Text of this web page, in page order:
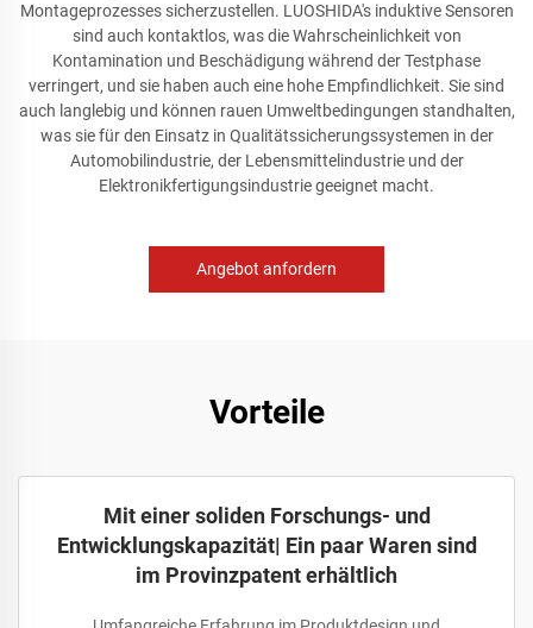
Montageprozesses sicherzustellen. LUOSHIDA's induktive Sensoren
sind auch kontaktlos, was die Wahrscheinlichkeit von
Kontamination und Beschädigung während der Testphase
verringert, und sie haben auch eine hohe Empfindlichkeit. Sie sind
auch langlebig und können rauen Umweltbedingungen standhalten,
was sie für den Einsatz in Qualitätssicherungssystemen in der
Automobilindustrie, der Lebensmittelindustrie und der
Elektronikfertigungsindustrie geeignet macht.
Angebot anfordern
Vorteile
Mit einer soliden Forschungs- und
Entwicklungskapazität| Ein paar Waren sind
im Provinzpatent erhältlich